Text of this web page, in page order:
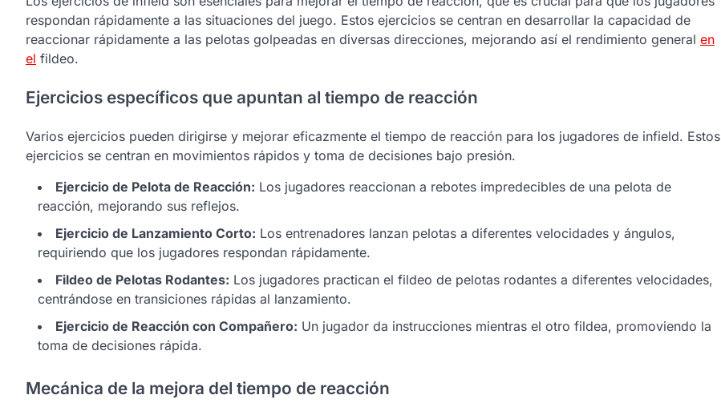
respondan rápidamente a las situaciones del juego. Estos ejercicios se centran en desarrollar la capacidad de
reaccionar rápidamente a las pelotas golpeadas en diversas direcciones, mejorando así el rendimiento general en
el fildeo.
Ejercicios específicos que apuntan al tiempo de reacción
Varios ejercicios pueden dirigirse y mejorar eficazmente el tiempo de reacción para los jugadores de infield. Estos
ejercicios se centran en movimientos rápidos y toma de decisiones bajo presión.
Ejercicio de Pelota de Reacción: Los jugadores reaccionan a rebotes impredecibles de una pelota de
reacción, mejorando sus reflejos.
Ejercicio de Lanzamiento Corto: Los entrenadores lanzan pelotas a diferentes velocidades y ángulos,
requiriendo que los jugadores respondan rápidamente.
Fildeo de Pelotas Rodantes: Los jugadores practican el fildeo de pelotas rodantes a diferentes velocidades,
centrándose en transiciones rápidas al lanzamiento.
Ejercicio de Reacción con Compañero: Un jugador da instrucciones mientras el otro fildea, promoviendo la
toma de decisiones rápida.
Mecánica de la mejora del tiempo de reacción